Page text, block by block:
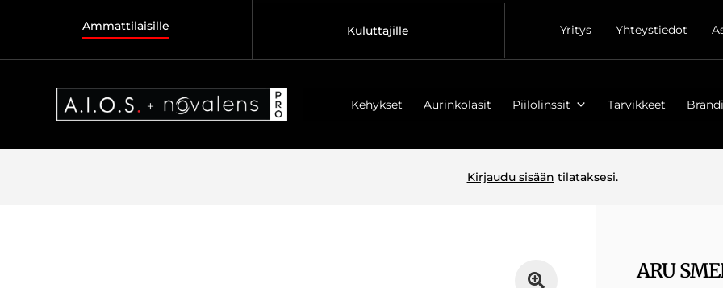
Ammattilaisille Kuluttajille Yritys Yhteystiedot
Kehykset Aurinkolasit Piilolinssit Tarvikkeet
Kirjaudu sisään tilataksesi.
ARU